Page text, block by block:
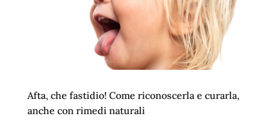
Afta, che fastidio! Come riconoscerla e curarla,
anche con rimedi naturali